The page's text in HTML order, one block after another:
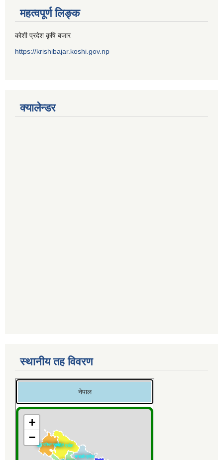
महत्वपूर्ण लिङ्क
कोशी प्रदेश कृषि बजार
https://krishibajar.koshi.gov.np
क्यालेन्डर
स्थानीय तह विवरण